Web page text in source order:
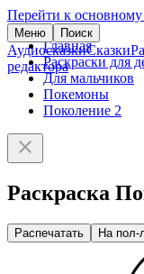
Перейти к основному
Меню Поиск
АудиосказкиСказки
редактора
Главная
Раскраски для
Для мальчиков
Покемоны
Поколение 2
Раскраска
Распечатать На пол-